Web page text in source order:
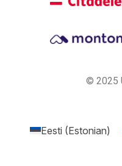
© 2025
Eesti (Estonian)